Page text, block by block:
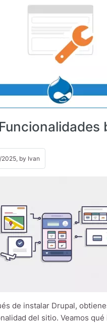
2025, by Ivan
de instalar Drupal,
del sitio. Veamos